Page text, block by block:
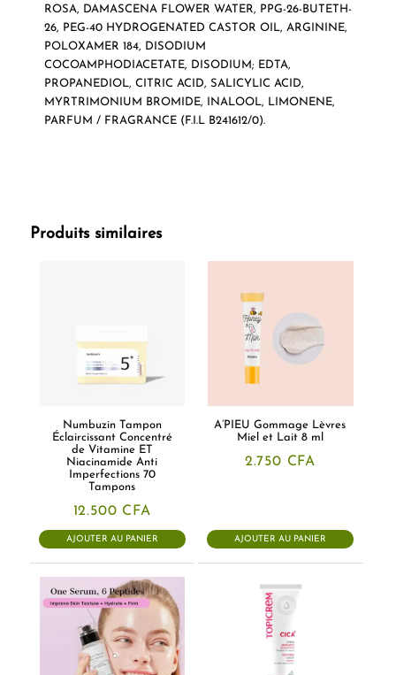
ROSA, DAMASCENA FLOWER WATER, PPG-26-BUTETH-
26, PEG-40 HYDROGENATED CASTOR OIL, ARGININE,
POLOXAMER 184, DISODIUM
COCOAMPHODIACETATE, DISODIUM; EDTA,
PROPANEDIOL, CITRIC ACID, SALICYLIC ACID,
MYRTRIMONIUM BROMIDE, INALOOL, LIMONENE,
PARFUM / FRAGRANCE (F.I.L B241612/0).
Produits similaires
Numbuzin Tampon
Éclaircissant Concentré
de Vitamine ET
Niacinamide Anti
Imperfections 70
Tampons
12.500 CFA
AJOUTER AU PANIER
A’PIEU Gommage Lèvres
Miel et Lait 8 ml
2.750 CFA
AJOUTER AU PANIER